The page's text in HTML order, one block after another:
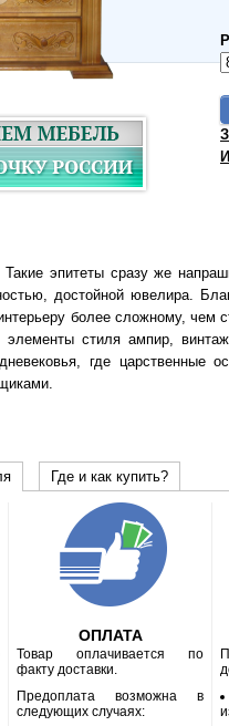
Такие эпитеты сразу же
достойной ювелира.
более сложному, чем
элементы стиля ампир,
где царственные
Где и как купить?
ОПЛАТА
Товар оплачивается по
факту доставки.
Предоплата возможна в
следующих случаях: